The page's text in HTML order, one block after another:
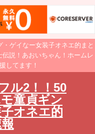
ゲイなー女装子オネエ的まと
説！あおいちゃん！ホームレ
してます！
ル2！！50
童貞ギン
オネエ的